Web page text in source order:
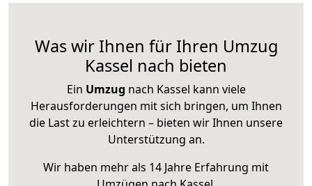
Was wir Ihnen für Ihren Umzug
Kassel nach bieten
Ein Umzug nach Kassel kann viele
Herausforderungen mit sich bringen, um Ihnen
die Last zu erleichtern – bieten wir Ihnen unsere
Unterstützung an.
Wir haben mehr als 14 Jahre Erfahrung mit